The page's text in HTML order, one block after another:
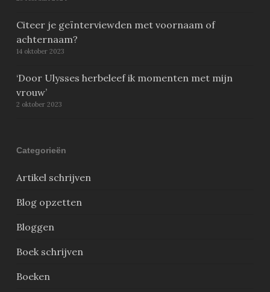
Citeer je geïnterviewden met voornaam of
achternaam?
14 oktober 2023
‘Door Ulysses herbeleef ik momenten met mijn
vrouw’
2 oktober 2023
Categorieën
Artikel schrijven
Blog opzetten
Bloggen
Boek schrijven
Boeken